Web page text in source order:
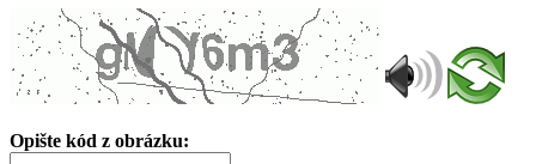
Opište kód z obrázku: